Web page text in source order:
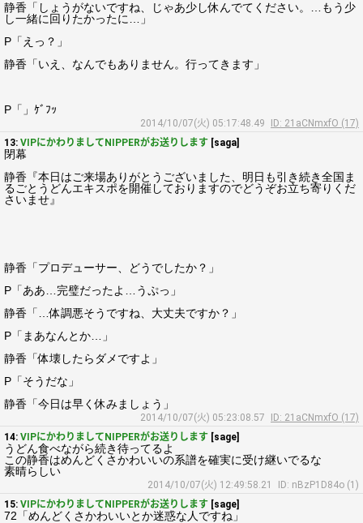
静香「しょうがないですね、じゃあ少し休んでてください。…もう少
し一緒に回りたかったに…」
P「えっ？」
静香「いえ、なんでもありません。行ってきます」
P「」ｹﾞﾌｯ
2014/10/07(火) 05:17:48.49
ID: 21aCNmxfO (17)
13: VIPにかわりましてNIPPERがお送りします [saga]
閉幕
静香『本日はご来場ありがとうございました、明日も引き続き全国ま
るごとうどんエキスポを開催しておりますのでどうぞお立ち寄りくだ
さいませ』
静香「プロデューサー、どうでしたか？」
P「ああ…完璧だったよ…うぷっ」
静香「…体調悪そうですね、大丈夫ですか？」
P「まあなんとか…」
静香「体壊したらダメですよ」
P「そうだな」
静香「今日は早く休みましょう」
2014/10/07(火) 05:23:08.57
ID: 21aCNmxfO (17)
14: VIPにかわりましてNIPPERがお送りします [sage]
うどん食べながら続き待ってるよ
この静香はめんどくさかわいいの系譜を確実に受け継いでるな
素晴らしい
2014/10/07(火) 12:49:58.21
ID: nBzP1D84o (1)
15: VIPにかわりましてNIPPERがお送りします [sage]
72「めんどくさかわいいとか迷惑な人ですね」